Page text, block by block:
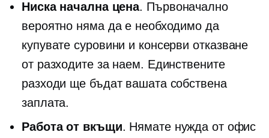
Ниска начална цена. Първоначално
вероятно няма да е необходимо да
купувате суровини и консервиотказване
от разходите за наем. Единствените
разходи ще бъдат вашата собствена
заплата.
Работа от вкъщи. Нямате нужда от офис